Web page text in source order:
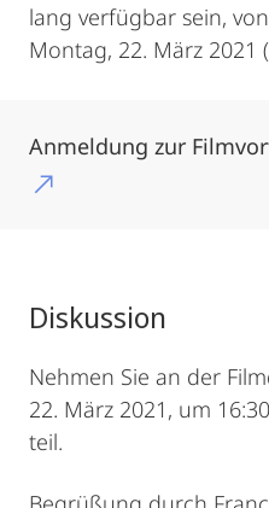
lang verfügbar sein,
Montag, 22. März 2021
Anmeldung zur
Diskussion
Nehmen Sie an der
22. März 2021, um
teil.